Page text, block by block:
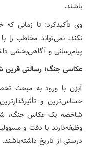
باشند.
وی تأکیدکرد: تا زمانی
نکند، نمی‌تواند مخاطب را
پیام‌رسانی و آگاهی‌بخشی
عکاسی جنگ؛ رسالتی قرین
آبزن با ورود به مبحث
حساس‌ترین و
شاخصه یک عکاس جنگ،
وظیفه‌دارند با دقت و
درستی از تاریخ داشته‌باشند.